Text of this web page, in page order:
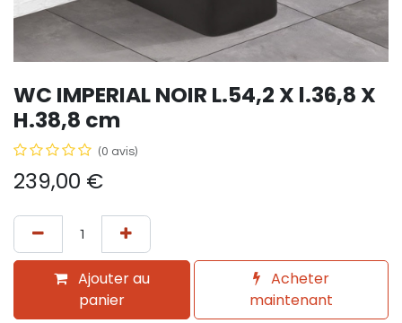
WC IMPERIAL NOIR L.54,2 X l.36,8 X
H.38,8 cm
(0 avis)
239,00 €
Ajouter au
panier
Acheter
maintenant